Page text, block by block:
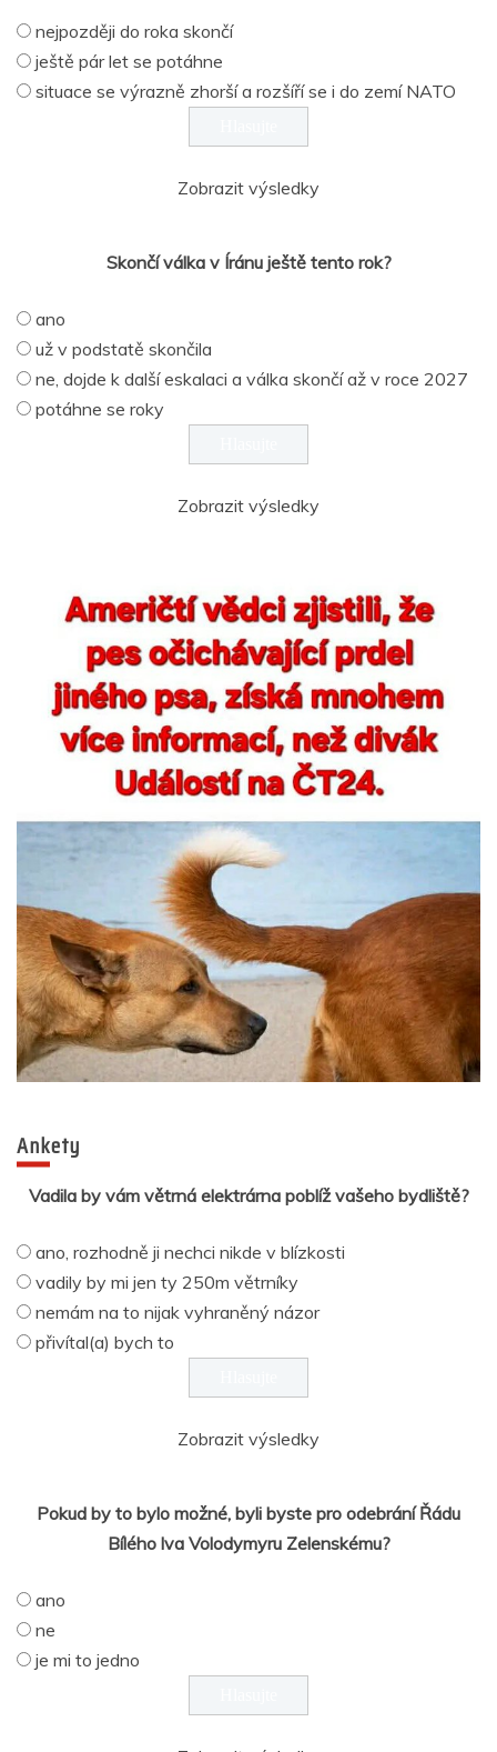
nejpozději do roka skončí
ještě pár let se potáhne
situace se výrazně zhorší a rozšíří se i do zemí NATO
Zobrazit výsledky
Skončí válka v Íránu ještě tento rok?
ano
už v podstatě skončila
ne, dojde k další eskalaci a válka skončí až v roce 2027
potáhne se roky
Zobrazit výsledky
Ankety
Vadila by vám větrná elektrárna poblíž vašeho bydliště?
ano, rozhodně ji nechci nikde v blízkosti
vadily by mi jen ty 250m větrníky
nemám na to nijak vyhraněný názor
přivítal(a) bych to
Zobrazit výsledky
Pokud by to bylo možné, byli byste pro odebrání Řádu
Bílého lva Volodymyru Zelenskému?
ano
ne
je mi to jedno